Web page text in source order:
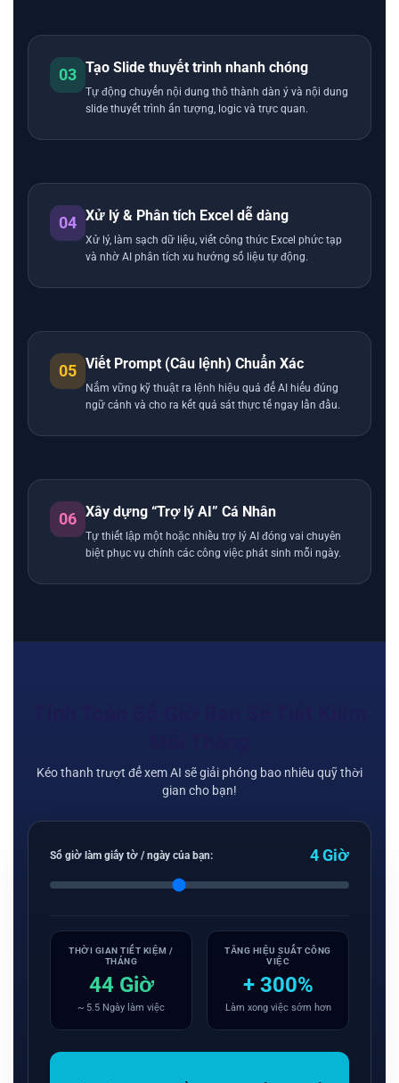
03 Tạo Slide thuyết trình nhanh chóng
Tự động chuyển nội dung thô thành dàn ý và nội dung
slide thuyết trình ấn tượng, logic và trực quan.
04 Xử lý & Phân tích Excel dễ dàng
Xử lý, làm sạch dữ liệu, viết công thức Excel phức tạp
và nhờ AI phân tích xu hướng số liệu tự động.
05 Viết Prompt (Câu lệnh) Chuẩn Xác
Nắm vững kỹ thuật ra lệnh hiệu quả để AI hiểu đúng
ngữ cảnh và cho ra kết quả sát thực tế ngay lần đầu.
06 Xây dựng “Trợ lý AI” Cá Nhân
Tự thiết lập một hoặc nhiều trợ lý AI đóng vai chuyên
biệt phục vụ chính các công việc phát sinh mỗi ngày.
Kéo thanh trượt để xem AI sẽ giải phóng bao nhiêu quỹ thời
gian cho bạn!
Số giờ làm giấy tờ / ngày của bạn: 4 Giờ
THỜI GIAN TIẾT KIỆM /
THÁNG
44 Giờ
~ 5.5 Ngày làm việc
TĂNG HIỆU SUẤT CÔNG
VIỆC
+ 300%
Làm xong việc sớm hơn